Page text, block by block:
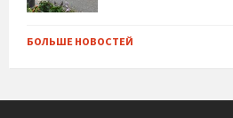
БОЛЬШЕ НОВОСТЕЙ